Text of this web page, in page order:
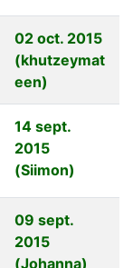
02 oct. 2015
(khutzeymat
een)
14 sept.
2015
(Siimon)
09 sept.
2015
(Johanna)